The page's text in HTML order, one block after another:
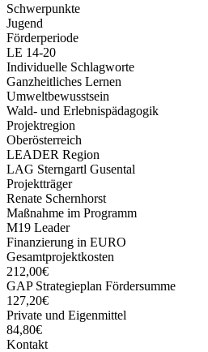
Schwerpunkte
Jugend
Förderperiode
LE 14-20
Individuelle Schlagworte
Ganzheitliches Lernen
Umweltbewusstsein
Wald- und Erlebnispädagogik
Projektregion
Oberösterreich
LEADER Region
LAG Sterngartl Gusental
Projektträger
Renate Schernhorst
Maßnahme im Programm
M19 Leader
Finanzierung in EURO
Gesamtprojektkosten
212,00€
GAP Strategieplan Fördersumme
127,20€
Private und Eigenmittel
84,80€
Kontakt